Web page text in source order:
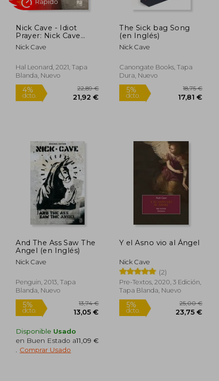
Nick Cave - Idiot
Prayer: Nick Cave
Alone at Alexandra
Palace Piano (en
Nick Cave
Hal Leonard, 2021, Tapa
Blanda, Nuevo
4%
dcto. 21,92 €
The Sick bag Song
(en Inglés)
Nick Cave
Canongate Books, Tapa
Dura, Nuevo
And The Ass Saw The
Angel (en Inglés)
Nick Cave
Penguin, 2013, Tapa
Blanda, Nuevo
Disponible Usado
en Buen Estado a11,09 €
Comprar Usado
Y el Asno vio al Ángel
Nick Cave
(2)
Pre-Textos, 2020, 3 Edición,
Tapa Blanda, Nuevo